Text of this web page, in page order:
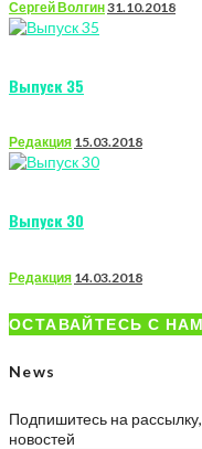
Сергей Волгин31.10.2018
Выпуск 35
Редакция 15.03.2018
Выпуск 30
Редакция 14.03.2018
ОСТАВАЙТЕСЬ С
News
Подпишитесь на
новостей